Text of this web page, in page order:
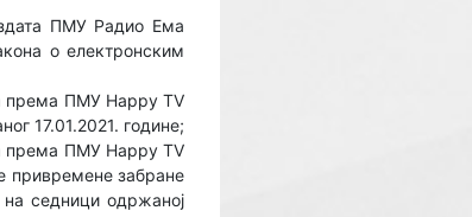
ПМУ Радио Ема
о електронским
према ПМУ Happy TV
17.01.2021. године;
према ПМУ Happy TV
привремене забране
седници одржаној